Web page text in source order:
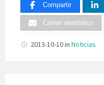
Compartir
Correo eletrónico
2013-10-10in Noticias